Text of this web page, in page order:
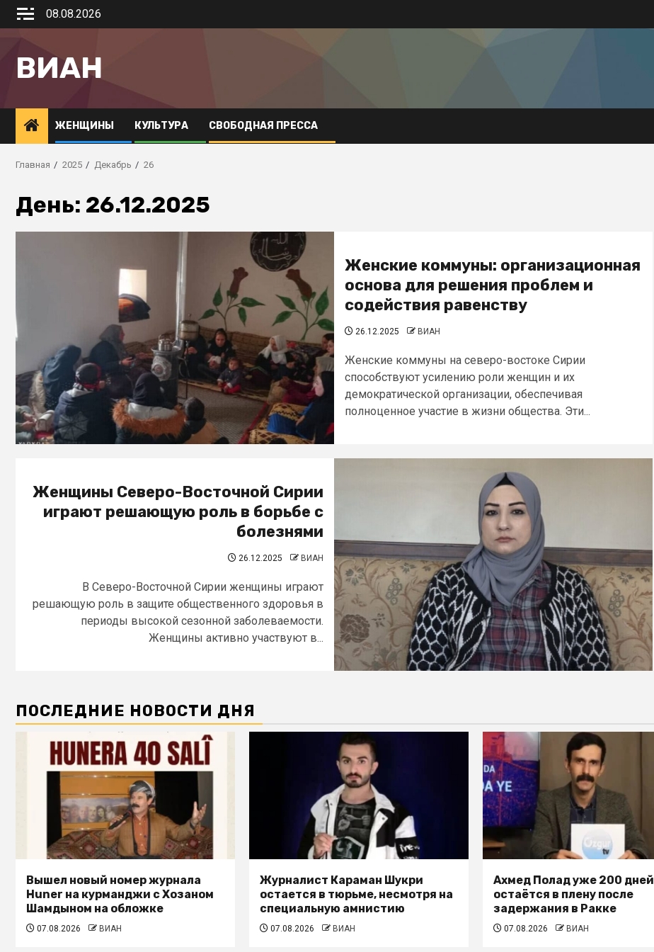
08.08.2026
ВИАН
ЖЕНЩИНЫ КУЛЬТУРА СВОБОДНАЯ ПРЕССА
Главная 2025 Декабрь 26
День: 26.12.2025
Женские коммуны: организационная
основа для решения проблем и
содействия равенству
26.12.2025 ВИАН
Женские коммуны на северо-востоке Сирии
способствуют усилению роли женщин и их
демократической организации, обеспечивая
полноценное участие в жизни общества. Эти...
Женщины Северо-Восточной Сирии
играют решающую роль в борьбе с
болезнями
26.12.2025 ВИАН
В Северо-Восточной Сирии женщины играют
решающую роль в защите общественного здоровья в
периоды высокой сезонной заболеваемости.
Женщины активно участвуют в...
ПОСЛЕДНИЕ НОВОСТИ ДНЯ
Вышел новый номер журнала
Huner на курманджи с Хозаном
Шамдыном на обложке
07.08.2026 ВИАН
Журналист Караман Шукри
остается в тюрьме, несмотря на
специальную амнистию
07.08.2026 ВИАН
Ахмед Полад уже 200 дней
остаётся в плену после
задержания в Ракке
07.08.2026 ВИАН